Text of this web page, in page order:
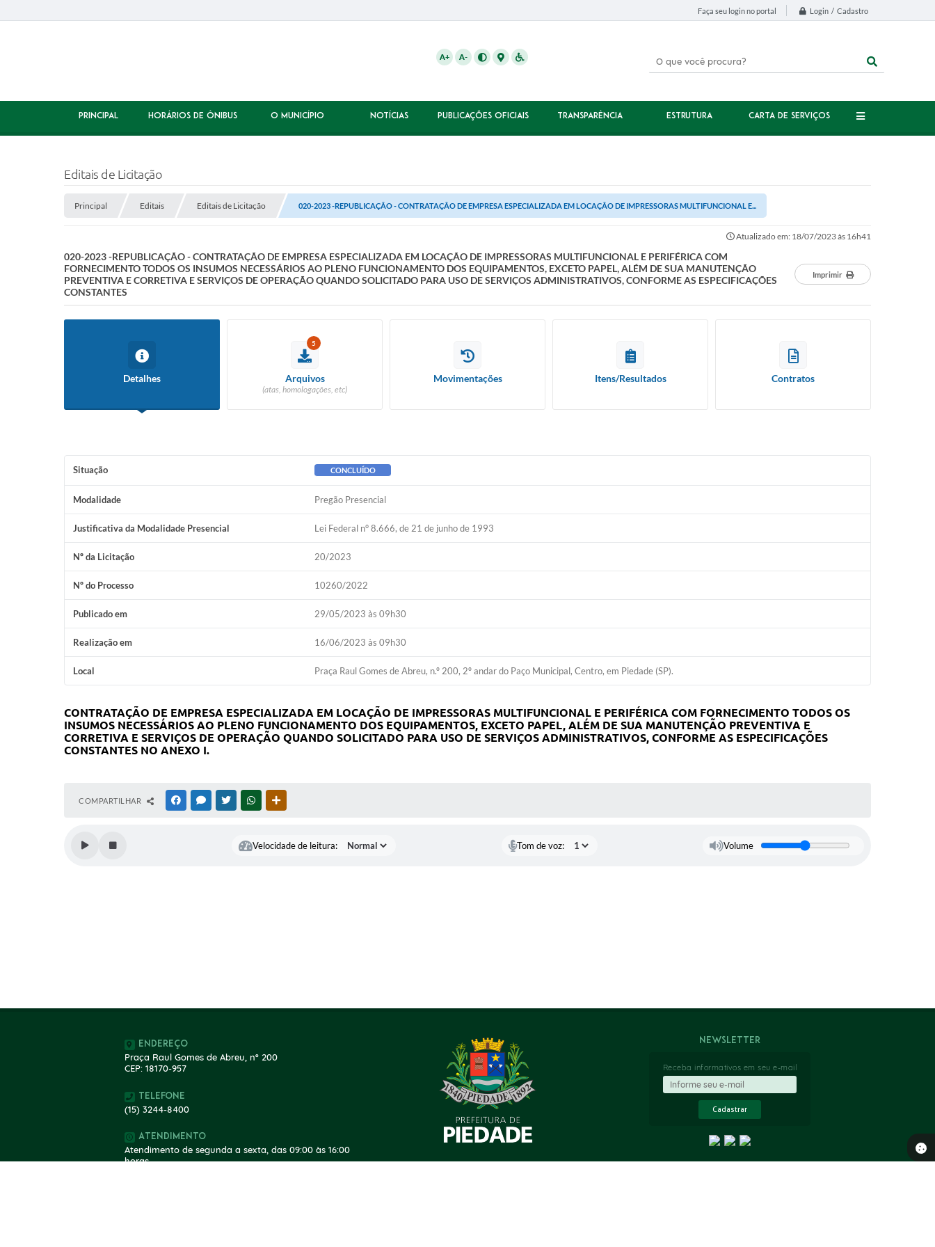
Faça seu login no portal Login / Cadastro
A+ A-
PRINCIPAL HORÁRIOS DE ÔNIBUS O MUNICÍPIO NOTÍCIAS PUBLICAÇÕES OFICIAIS TRANSPARÊNCIA ESTRUTURA CARTA DE SERVIÇOS
Editais de Licitação
Principal Editais Editais de Licitação 020-2023 -REPUBLICAÇÃO - CONTRATAÇÃO DE EMPRESA ESPECIALIZADA EM LOCAÇÃO DE IMPRESSORAS MULTIFUNCIONAL E...
Atualizado em: 18/07/2023 às 16h41
020-2023 -REPUBLICAÇÃO - CONTRATAÇÃO DE EMPRESA ESPECIALIZADA EM LOCAÇÃO DE IMPRESSORAS MULTIFUNCIONAL E PERIFÉRICA COM
FORNECIMENTO TODOS OS INSUMOS NECESSÁRIOS AO PLENO FUNCIONAMENTO DOS EQUIPAMENTOS, EXCETO PAPEL, ALÉM DE SUA MANUTENÇÃO
PREVENTIVA E CORRETIVA E SERVIÇOS DE OPERAÇÃO QUANDO SOLICITADO PARA USO DE SERVIÇOS ADMINISTRATIVOS, CONFORME AS ESPECIFICAÇÕES
CONSTANTES
Imprimir
Detalhes
5
Arquivos
(atas, homologações, etc)
Movimentações Itens/Resultados Contratos
Situação CONCLUÍDO
Modalidade Pregão Presencial
Justificativa da Modalidade Presencial Lei Federal n° 8.666, de 21 de junho de 1993
Nº da Licitação 20/2023
Nº do Processo 10260/2022
Publicado em 29/05/2023 às 09h30
Realização em 16/06/2023 às 09h30
Local Praça Raul Gomes de Abreu, n.º 200, 2º andar do Paço Municipal, Centro, em Piedade (SP).
CONTRATAÇÃO DE EMPRESA ESPECIALIZADA EM LOCAÇÃO DE IMPRESSORAS MULTIFUNCIONAL E PERIFÉRICA COM FORNECIMENTO TODOS OS
INSUMOS NECESSÁRIOS AO PLENO FUNCIONAMENTO DOS EQUIPAMENTOS, EXCETO PAPEL, ALÉM DE SUA MANUTENÇÃO PREVENTIVA E
CORRETIVA E SERVIÇOS DE OPERAÇÃO QUANDO SOLICITADO PARA USO DE SERVIÇOS ADMINISTRATIVOS, CONFORME AS ESPECIFICAÇÕES
CONSTANTES NO ANEXO I.
COMPARTILHAR FACEBOOKMESSENGER
TWITTERWHATSAPP
Velocidade de leitura: Tom de voz: Volume
Endereço
Praça Raul Gomes de Abreu, nº 200
CEP: 18170-957
Telefone
(15) 3244-8400
Atendimento
Atendimento de segunda a sexta, das 09:00 às 16:00
horas.
Newsletter
Receba informativos em seu e-mail
Cadastrar